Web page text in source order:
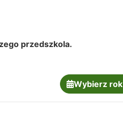
przedszkola.
Wybierz rok